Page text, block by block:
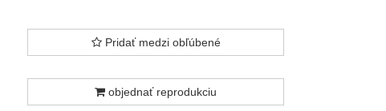
Pridať medzi obľúbené
objednať reprodukciu